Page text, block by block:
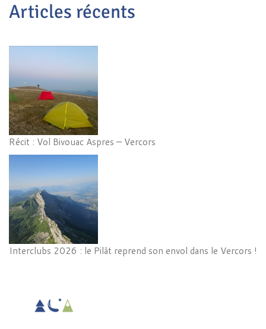
Articles récents
Récit : Vol Bivouac Aspres – Vercors
Interclubs 2026 : le Pilât reprend son envol dans le Vercors !